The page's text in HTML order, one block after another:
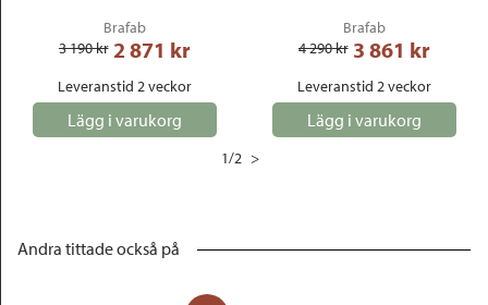
Brafab
3 190 kr 2 871 kr
Leveranstid 2 veckor
Lägg i varukorg
Brafab
4 290 kr 3 861 kr
Leveranstid 2 veckor
Lägg i varukorg
1/2 >
Andra tittade också på